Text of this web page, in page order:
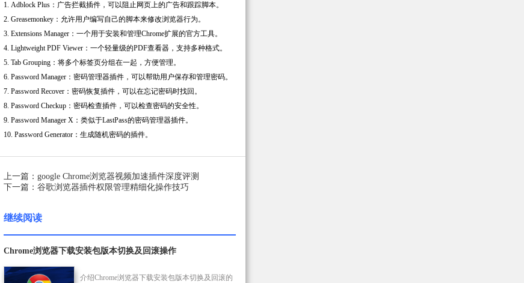
1. Adblock Plus：广告拦截插件，可以阻止网页上的广告和跟踪脚本。
2. Greasemonkey：允许用户编写自己的脚本来修改浏览器行为。
3. Extensions Manager：一个用于安装和管理Chrome扩展的官方工具。
4. Lightweight PDF Viewer：一个轻量级的PDF查看器，支持多种格式。
5. Tab Grouping：将多个标签页分组在一起，方便管理。
6. Password Manager：密码管理器插件，可以帮助用户保存和管理密码。
7. Password Recover：密码恢复插件，可以在忘记密码时找回。
8. Password Checkup：密码检查插件，可以检查密码的安全性。
9. Password Manager X：类似于LastPass的密码管理器插件。
10. Password Generator：生成随机密码的插件。
上一篇：google Chrome浏览器视频加速插件深度评测
下一篇：谷歌浏览器插件权限管理精细化操作技巧
继续阅读
Chrome浏览器下载安装包版本切换及回滚操作
介绍Chrome浏览器下载安装包版本切换及回滚的